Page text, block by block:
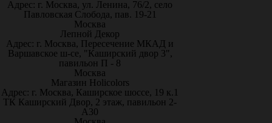
Адрес: г. Москва, ул. Ленина, 76/2, село
Павловская Слобода, пав. 19-21
Москва
Лепной Декор
Адрес: г. Москва, Пересечение МКАД и
Варшавское ш-се, "Каширский двор 3",
павильон П - 8
Москва
Магазин Holicolors
Адрес: г. Москва, Каширское шоссе, 19 к.1
ТК Каширский Двор, 2 этаж, павильон 2-
А30